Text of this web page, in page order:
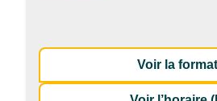
Voir la